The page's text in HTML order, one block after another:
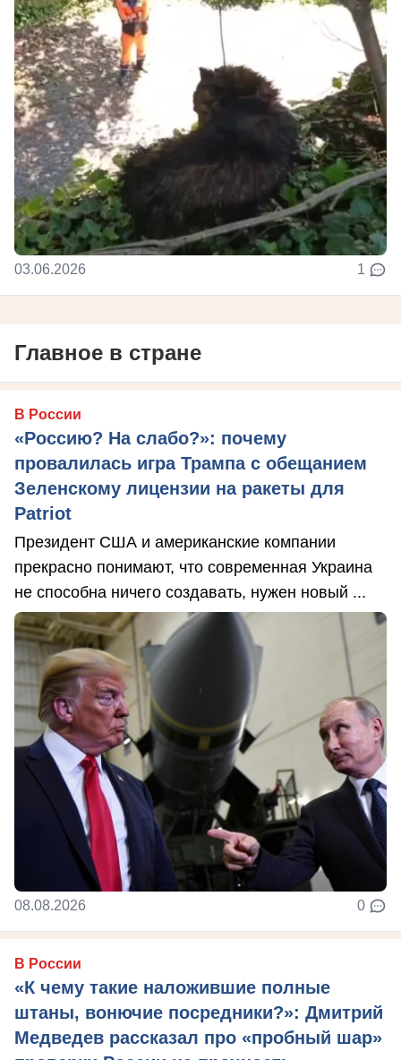
03.06.2026 1
Главное в стране
В России
«Россию? На слабо?»: почему
провалилась игра Трампа с обещанием
Зеленскому лицензии на ракеты для
Patriot
Президент США и американские компании
прекрасно понимают, что современная Украина
не способна ничего создавать, нужен новый ...
08.08.2026 0
В России
«К чему такие наложившие полные
штаны, вонючие посредники?»: Дмитрий
Медведев рассказал про «пробный шар»